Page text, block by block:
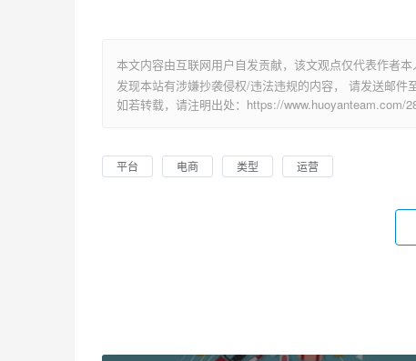
本文内容由互联网用户自发贡献，该文观点仅代表作者
发现本站有涉嫌抄袭侵权/违法违规的内容， 请发送邮件
如若转载，请注明出处：https://www.huoyanteam.com/
平台 电商 类型 运营